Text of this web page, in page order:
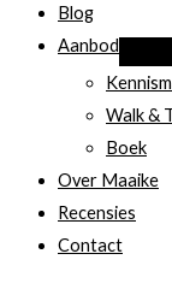
Blog
Aanbod
Walk &
Boek
Over Maaike
Recensies
Contact